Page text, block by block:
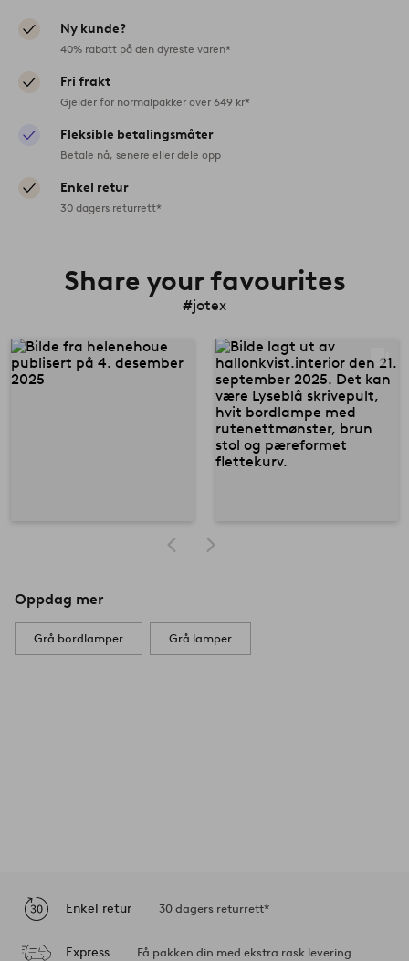
Ny kunde?
40% rabatt på den dyreste varen*
Fri frakt
Gjelder for normalpakker over 649 kr*
Fleksible betalingsmåter
Betale nå, senere eller dele opp
Enkel retur
30 dagers returrett*
Share your favourites
#jotex
Oppdag mer
Grå bordlamper Grå lamper
Enkel retur 30 dagers returrett*
Express Få pakken din med ekstra rask levering